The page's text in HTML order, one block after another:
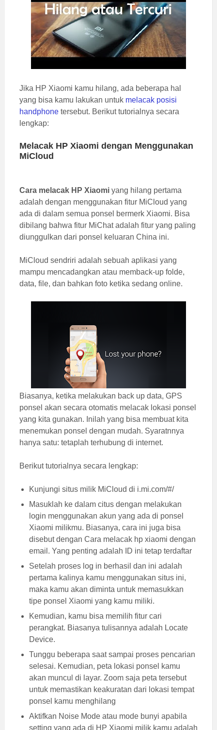
Jika HP Xiaomi kamu hilang, ada beberapa hal
yang bisa kamu lakukan untuk melacak posisi
handphone tersebut. Berikut tutorialnya secara
lengkap:
Melacak HP Xiaomi dengan Menggunakan
MiCloud
Cara melacak HP Xiaomi yang hilang pertama
adalah dengan menggunakan fitur MiCloud yang
ada di dalam semua ponsel bermerk Xiaomi. Bisa
dibilang bahwa fitur MiChat adalah fitur yang paling
diunggulkan dari ponsel keluaran China ini.
MiCloud sendriri adalah sebuah aplikasi yang
mampu mencadangkan atau memback-up folde,
data, file, dan bahkan foto ketika sedang online.
Biasanya, ketika melakukan back up data, GPS
ponsel akan secara otomatis melacak lokasi ponsel
yang kita gunakan. Inilah yang bisa membuat kita
menemukan ponsel dengan mudah. Syaratnnya
hanya satu: tetaplah terhubung di internet.
Berikut tutorialnya secara lengkap:
Kunjungi situs milik MiCloud di i.mi.com/#/
Masuklah ke dalam citus dengan melakukan
login menggunakan akun yang ada di ponsel
Xiaomi milikmu. Biasanya, cara ini juga bisa
disebut dengan Cara melacak hp xiaomi dengan
email. Yang penting adalah ID ini tetap terdaftar
Setelah proses log in berhasil dan ini adalah
pertama kalinya kamu menggunakan situs ini,
maka kamu akan diminta untuk memasukkan
tipe ponsel Xiaomi yang kamu miliki.
Kemudian, kamu bisa memilih fitur cari
perangkat. Biasanya tulisannya adalah Locate
Device.
Tunggu beberapa saat sampai proses pencarian
selesai. Kemudian, peta lokasi ponsel kamu
akan muncul di layar. Zoom saja peta tersebut
untuk memastikan keakuratan dari lokasi tempat
ponsel kamu menghilang
Aktifkan Noise Mode atau mode bunyi apabila
setting yang ada di HP Xiaomi milik kamu adalah